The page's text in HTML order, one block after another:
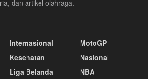
dan artikel olahraga.
Internasional
Kesehatan
Liga Belanda
MotoGP
Nasional
NBA